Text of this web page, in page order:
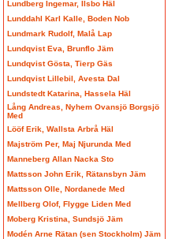
Lundberg Ingemar, Ilsbo Häl
Lunddahl Karl Kalle, Boden Nob
Lundmark Rudolf, Malå Lap
Lundqvist Eva, Brunflo Jäm
Lundqvist Gösta, Tierp Gäs
Lundqvist Lillebil, Avesta Dal
Lundstedt Katarina, Hassela Häl
Lång Andreas, Nyhem Ovansjö Borgsjö
Med
Lööf Erik, Wallsta Arbrå Häl
Majström Per, Maj Njurunda Med
Manneberg Allan Nacka Sto
Mattsson John Erik, Rätansbyn Jäm
Mattsson Olle, Nordanede Med
Mellberg Olof, Flygge Liden Med
Moberg Kristina, Sundsjö Jäm
Modén Arne Rätan (sen Stockholm) Jäm